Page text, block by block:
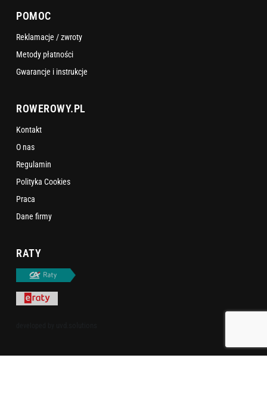
POMOC
Reklamacje / zwroty
Metody płatności
Gwarancje i instrukcje
ROWEROWY.PL
Kontakt
O nas
Regulamin
Polityka Cookies
Praca
Dane firmy
RATY